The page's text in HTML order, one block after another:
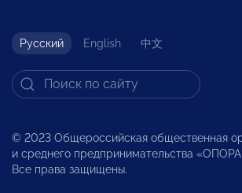
Русский English 中文
© 2023 Общероссийская общественная
и среднего предпринимательства
Все права защищены.